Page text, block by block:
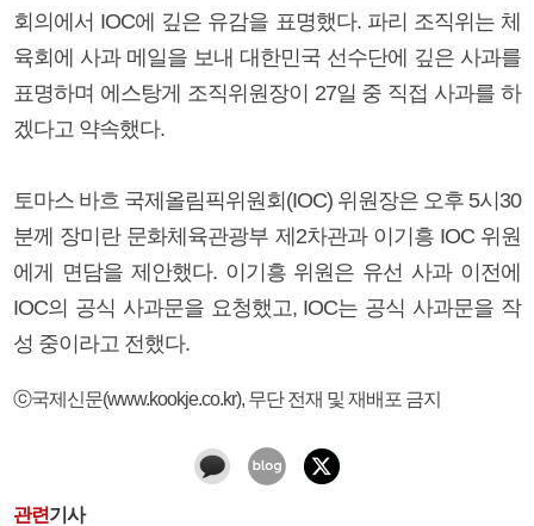
회의에서 IOC에 깊은 유감을 표명했다. 파리 조직위는 체
육회에 사과 메일을 보내 대한민국 선수단에 깊은 사과를
표명하며 에스탕게 조직위원장이 27일 중 직접 사과를 하
겠다고 약속했다.
토마스 바흐 국제올림픽위원회(IOC) 위원장은 오후 5시30
분께 장미란 문화체육관광부 제2차관과 이기흥 IOC 위원
에게 면담을 제안했다. 이기흥 위원은 유선 사과 이전에
IOC의 공식 사과문을 요청했고, IOC는 공식 사과문을 작
성 중이라고 전했다.
ⓒ국제신문(www.kookje.co.kr), 무단 전재 및 재배포 금지
관련기사